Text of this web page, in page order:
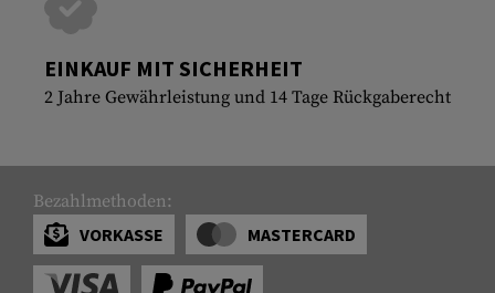
EINKAUF MIT SICHERHEIT
2 Jahre Gewährleistung und 14 Tage Rückgaberecht
Bezahlmethoden:
VORKASSE
MASTERCARD